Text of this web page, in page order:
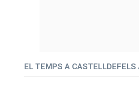
EL TEMPS A CASTELLDEFELS